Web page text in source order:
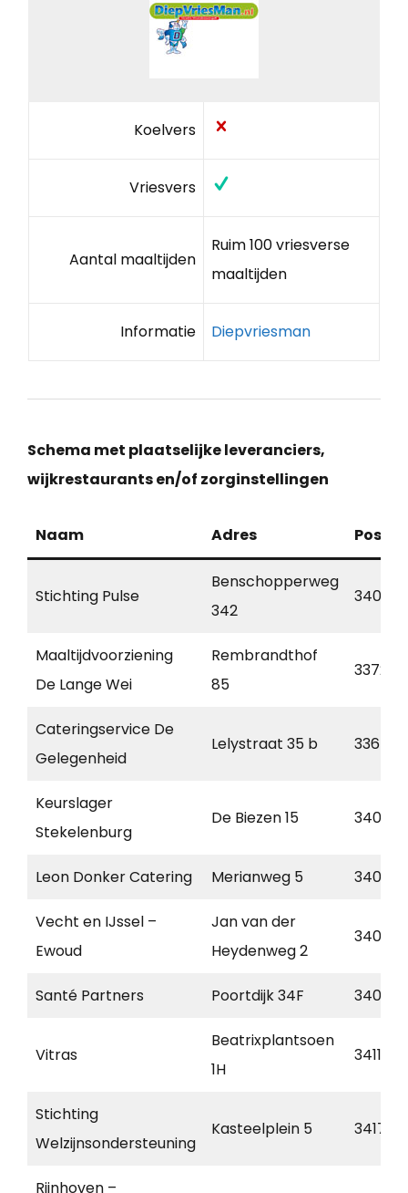
Koelvers
Vriesvers
Aantal maaltijden
Ruim 100 vriesverse
maaltijden
Informatie Diepvriesman
Schema met plaatselijke leveranciers,
wijkrestaurants en/of zorginstellingen
Naam Adres
Stichting Pulse
Benschopperweg
342
3401 BZ
Maaltijdvoorziening
De Lange Wei
Rembrandthof
85
3372
Cateringservice De
Gelegenheid
Lelystraat 35 b 3364
Keurslager
Stekelenburg
De Biezen 15 3401
Leon Donker Catering Merianweg 5 3401
Vecht en IJssel –
Ewoud
Jan van der
Heydenweg 2
3401 RH
Santé Partners Poortdijk 34F 3402
Vitras
Beatrixplantsoen
1H
3411 DA
Stichting
Welzijnsondersteuning
Kasteelplein 5 3417
Rijnhoven –